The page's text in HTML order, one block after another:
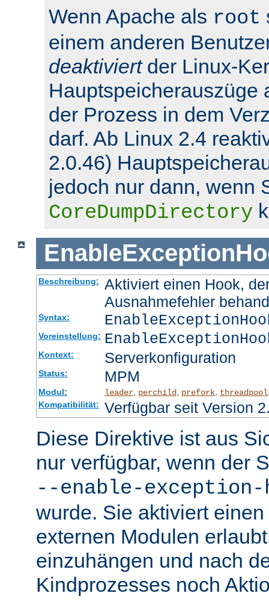
Wenn Apache als root
einem anderen
deaktiviertder Linux-
Hauptspeicherauszüge
der Prozess in dem
darf. Ab Linux 2.4
2.0.46)
jedoch nur dann, wenn
CoreDumpDirectory
Beschreibung:
Aktiviert einen Hook,
Ausnahmefehler
Syntax:
Voreinstellung:
Kontext: Serverkonfiguration
Status: MPM
Modul: leader, perchild, prefork, threadpool
Kompatibilität:
Verfügbar seit Version
Diese Direktive ist aus
nur verfügbar, wenn der
--enable-exception-
wurde. Sie aktiviert
externen Modulen
einzuhängen und nach
Kindprozesses noch